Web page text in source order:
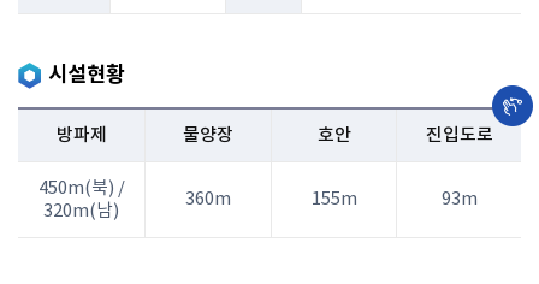
시설현황
방파제 물양장 호안 진입도로
450m(북) /
320m(남)
360m 155m 93m